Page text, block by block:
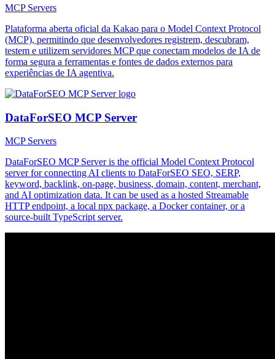
MCP Servers
Plataforma aberta oficial da Kakao para o Model Context Protocol
(MCP), permitindo que desenvolvedores registrem, descubram,
testem e utilizem servidores MCP que conectam modelos de IA de
forma segura a ferramentas e fontes de dados externos para
experiências de IA agentiva.
DataForSEO MCP Server
MCP Servers
DataForSEO MCP Server is the official Model Context Protocol
server for connecting AI clients to DataForSEO SEO, SERP,
keyword, backlink, on-page, business, domain, content, merchant,
and AI optimization data. It can be used as a hosted Streamable
HTTP endpoint, a local npx package, a Docker container, or a
source-built TypeScript server.